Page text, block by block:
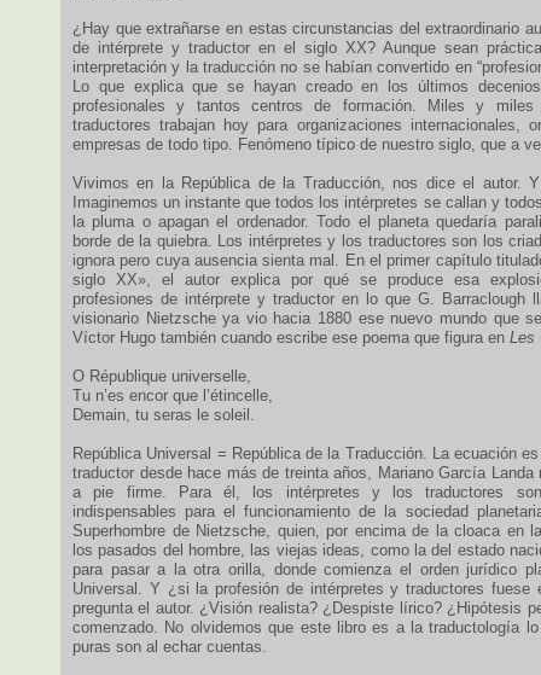
¿Hay que extrañarse en estas circunstancias del extraordinario
de intérprete y traductor en el siglo XX? Aunque sean
interpretación y la traducción no se habían convertido en
Lo que explica que se hayan creado en los últimos
profesionales y tantos centros de formación. Miles y
traductores trabajan hoy para organizaciones internacionales,
empresas de todo tipo. Fenómeno típico de nuestro siglo, que a
Vivimos en la República de la Traducción, nos dice el autor.
Imaginemos un instante que todos los intérpretes se callan y
la pluma o apagan el ordenador. Todo el planeta quedaría
borde de la quiebra. Los intérpretes y los traductores son los
ignora pero cuya ausencia sienta mal. En el primer capítulo
siglo XX», el autor explica por qué se produce esa
profesiones de intérprete y traductor en lo que G. Barraclough
visionario Nietzsche ya vio hacia 1880 ese nuevo mundo que
Víctor Hugo también cuando escribe ese poema que figura en Les
O République universelle,
Tu n’es encor que l’étincelle,
Demain, tu seras le soleil.
República Universal = República de la Traducción. La ecuación
traductor desde hace más de treinta años, Mariano García Landa
a pie firme. Para él, los intérpretes y los traductores son
indispensables para el funcionamiento de la sociedad
Superhombre de Nietzsche, quien, por encima de la cloaca en
los pasados del hombre, las viejas ideas, como la del estado
para pasar a la otra orilla, donde comienza el orden jurídico
Universal. Y ¿si la profesión de intérpretes y traductores fuese
pregunta el autor. ¿Visión realista? ¿Despiste lírico? ¿Hipótesis
comenzado. No olvidemos que este libro es a la traductología
puras son al echar cuentas.